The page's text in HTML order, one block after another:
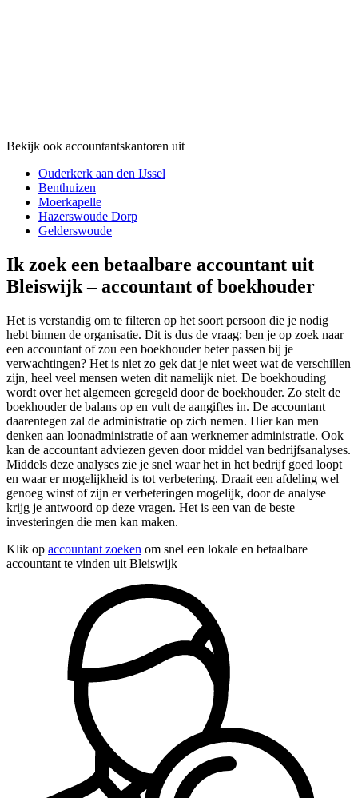
Bekijk ook accountantskantoren uit
Ouderkerk aan den IJssel
Benthuizen
Moerkapelle
Hazerswoude Dorp
Gelderswoude
Ik zoek een betaalbare accountant uit
Bleiswijk – accountant of boekhouder
Het is verstandig om te filteren op het soort persoon die je nodig
hebt binnen de organisatie. Dit is dus de vraag: ben je op zoek naar
een accountant of zou een boekhouder beter passen bij je
verwachtingen? Het is niet zo gek dat je niet weet wat de verschillen
zijn, heel veel mensen weten dit namelijk niet. De boekhouding
wordt over het algemeen geregeld door de boekhouder. Zo stelt de
boekhouder de balans op en vult de aangiftes in. De accountant
daarentegen zal de administratie op zich nemen. Hier kan men
denken aan loonadministratie of aan werknemer administratie. Ook
kan de accountant adviezen geven door middel van bedrijfsanalyses.
Middels deze analyses zie je snel waar het in het bedrijf goed loopt
en waar er mogelijkheid is tot verbetering. Draait een afdeling wel
genoeg winst of zijn er verbeteringen mogelijk, door de analyse
krijg je antwoord op deze vragen. Het is een van de beste
investeringen die men kan maken.
Klik op accountant zoeken om snel een lokale en betaalbare
accountant te vinden uit Bleiswijk